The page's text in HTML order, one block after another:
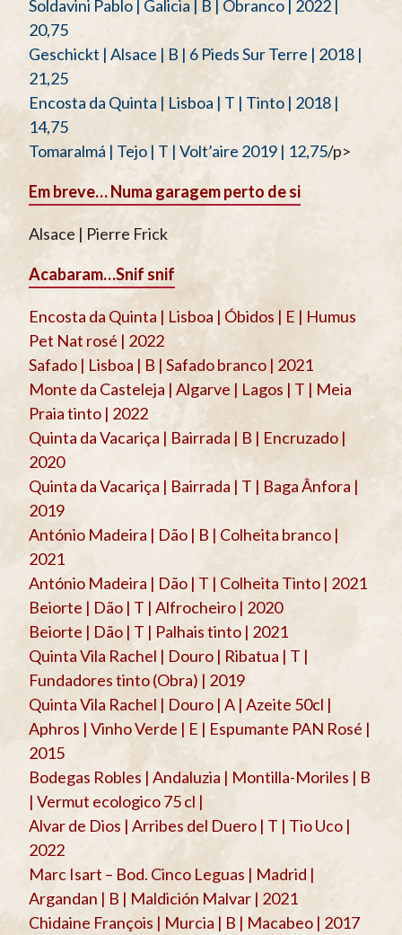
Soldavini Pablo | Galicia | B | Obranco | 2022 |
20,75
Geschickt | Alsace | B | 6 Pieds Sur Terre | 2018 |
21,25
Encosta da Quinta | Lisboa | T | Tinto | 2018 |
14,75
Tomaralmá | Tejo | T | Volt’aire 2019 | 12,75/p>
Em breve… Numa garagem perto de si
Alsace | Pierre Frick
Acabaram…Snif snif
Encosta da Quinta | Lisboa | Óbidos | E | Humus
Pet Nat rosé | 2022
Safado | Lisboa | B | Safado branco | 2021
Monte da Casteleja | Algarve | Lagos | T | Meia
Praia tinto | 2022
Quinta da Vacariça | Bairrada | B | Encruzado |
2020
Quinta da Vacariça | Bairrada | T | Baga Ânfora |
2019
António Madeira | Dão | B | Colheita branco |
2021
António Madeira | Dão | T | Colheita Tinto | 2021
Beiorte | Dão | T | Alfrocheiro | 2020
Beiorte | Dão | T | Palhais tinto | 2021
Quinta Vila Rachel | Douro | Ribatua | T |
Fundadores tinto (Obra) | 2019
Quinta Vila Rachel | Douro | A | Azeite 50cl |
Aphros | Vinho Verde | E | Espumante PAN Rosé |
2015
Bodegas Robles | Andaluzia | Montilla-Moriles | B
| Vermut ecologico 75 cl |
Alvar de Dios | Arribes del Duero | T | Tio Uco |
2022
Marc Isart – Bod. Cinco Leguas | Madrid |
Argandan | B | Maldición Malvar | 2021
Chidaine François | Murcia | B | Macabeo | 2017